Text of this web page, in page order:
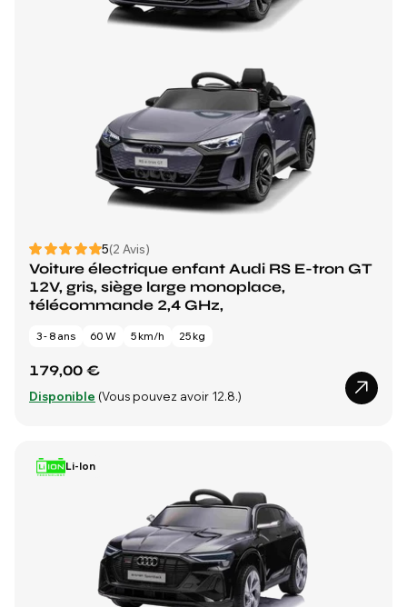
5(2 Avis)
Voiture électrique enfant Audi RS E-tron GT
12V, gris, siège large monoplace,
télécommande 2,4 GHz,
3 - 8 ans 60 W 5 km/h 25 kg
179,00 €
Disponible (Vous pouvez avoir 12.8.)
Li-Ion